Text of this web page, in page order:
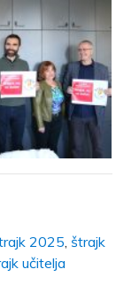
2025 štrajk
učitelja